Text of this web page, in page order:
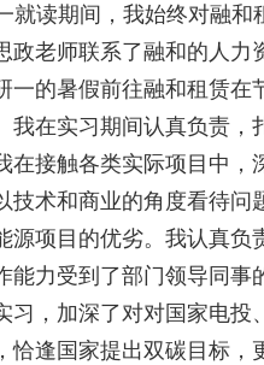
就读期间，我始终对融和
政老师联系了融和的人力
一的暑假前往融和租赁在
我在实习期间认真负责，
在接触各类实际项目中，
技术和商业的角度看待问
源项目的优劣。我认真负
能力受到了部门领导同事
习，加深了对对国家电投
恰逢国家提出双碳目标，